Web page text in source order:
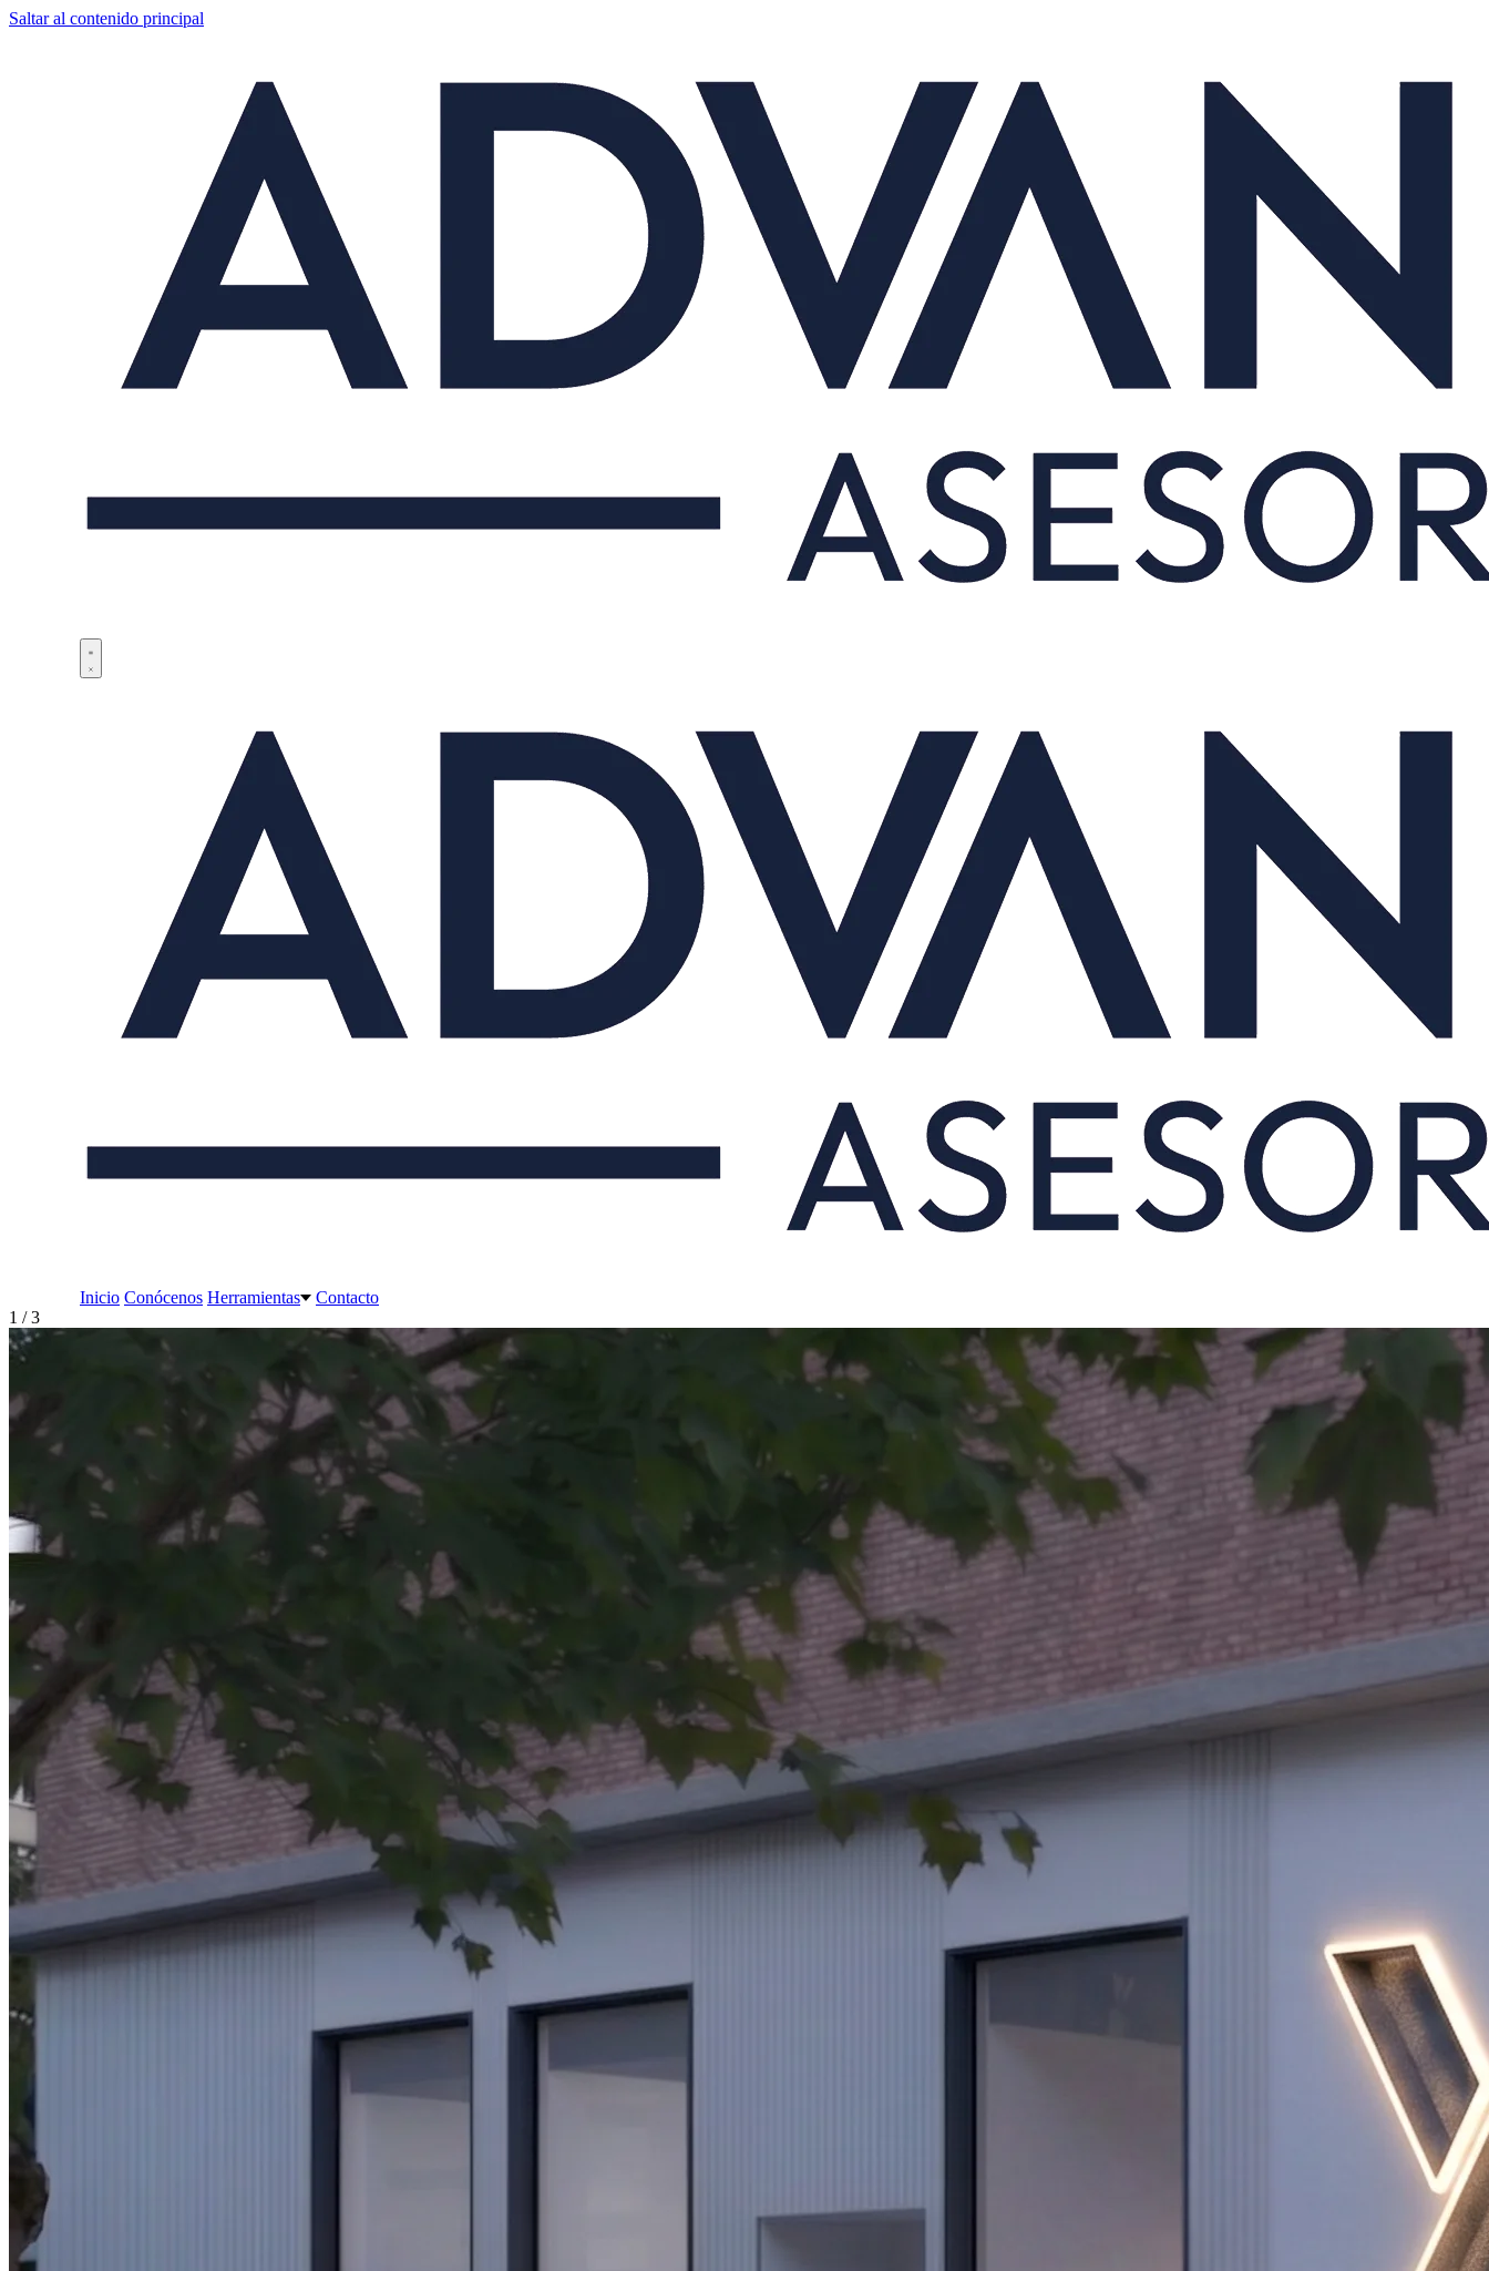
Saltar al contenido principal
Inicio Conócenos Herramientas
Contacto
2 / 3